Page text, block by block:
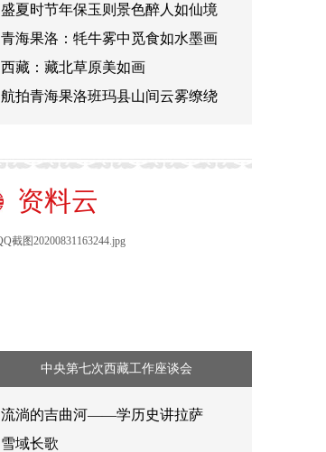
盛夏时节年保玉则景色醉人如仙境
青海果洛：牦牛雾中觅食如水墨画
西藏：藏北草原美如画
航拍青海果洛班玛县山间云雾缭绕
资料云
中央第七次西藏工作座谈会
流淌的吉曲河——学历史讲拉萨
雪域长歌